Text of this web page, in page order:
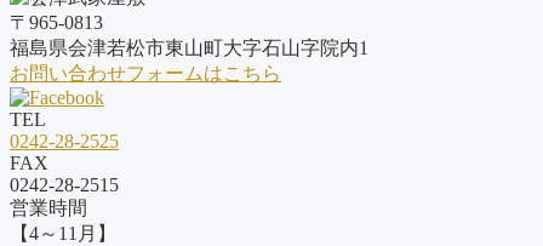
〒965-0813
福島県会津若松市東山町大字石山字院内1
お問い合わせフォームはこちら
TEL
0242-28-2525
FAX
0242-28-2515
営業時間
【4～11月】